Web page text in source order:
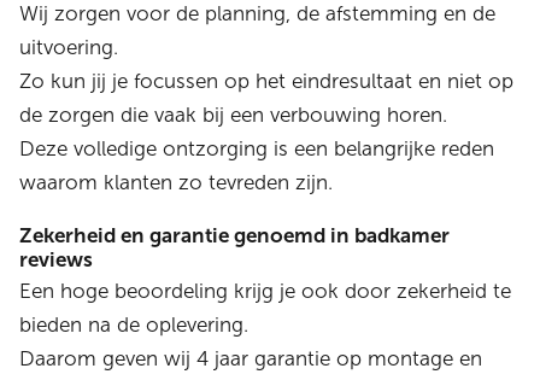
Wij zorgen voor de planning, de afstemming en de
uitvoering.
Zo kun jij je focussen op het eindresultaat en niet op
de zorgen die vaak bij een verbouwing horen.
Deze volledige ontzorging is een belangrijke reden
waarom klanten zo tevreden zijn.
Zekerheid en garantie genoemd in badkamer
reviews
Een hoge beoordeling krijg je ook door zekerheid te
bieden na de oplevering.
Daarom geven wij 4 jaar garantie op montage en